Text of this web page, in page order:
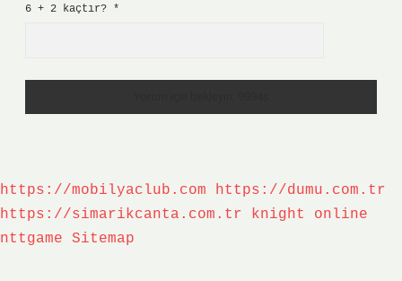
6 + 2 kaçtır? *
https://mobilyaclub.com
https://dumu.com.tr
https://simarikcanta.com.tr
knight online
nttgame
Sitemap